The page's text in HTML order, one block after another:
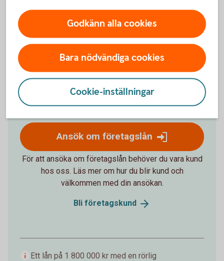
Genomsnittlig månadskostnad
inklusive exempelränta på 4,71 %
(uppläggningsavgift 950 kronor och
aviavgift 0 kronor vid e-faktura,
räntan är alltid individuellt satt).
26 873 kr
Totalt belopp
Ansök om företagslån
För att ansöka om företagslån behöver du vara kund
hos oss. Läs mer om hur du blir kund och
välkommen med din ansökan.
Bli företagskund
Ett lån på 1 800 000 kr med en rörlig
Godkänn alla cookies
Bara nödvändiga cookies
Cookie-inställningar